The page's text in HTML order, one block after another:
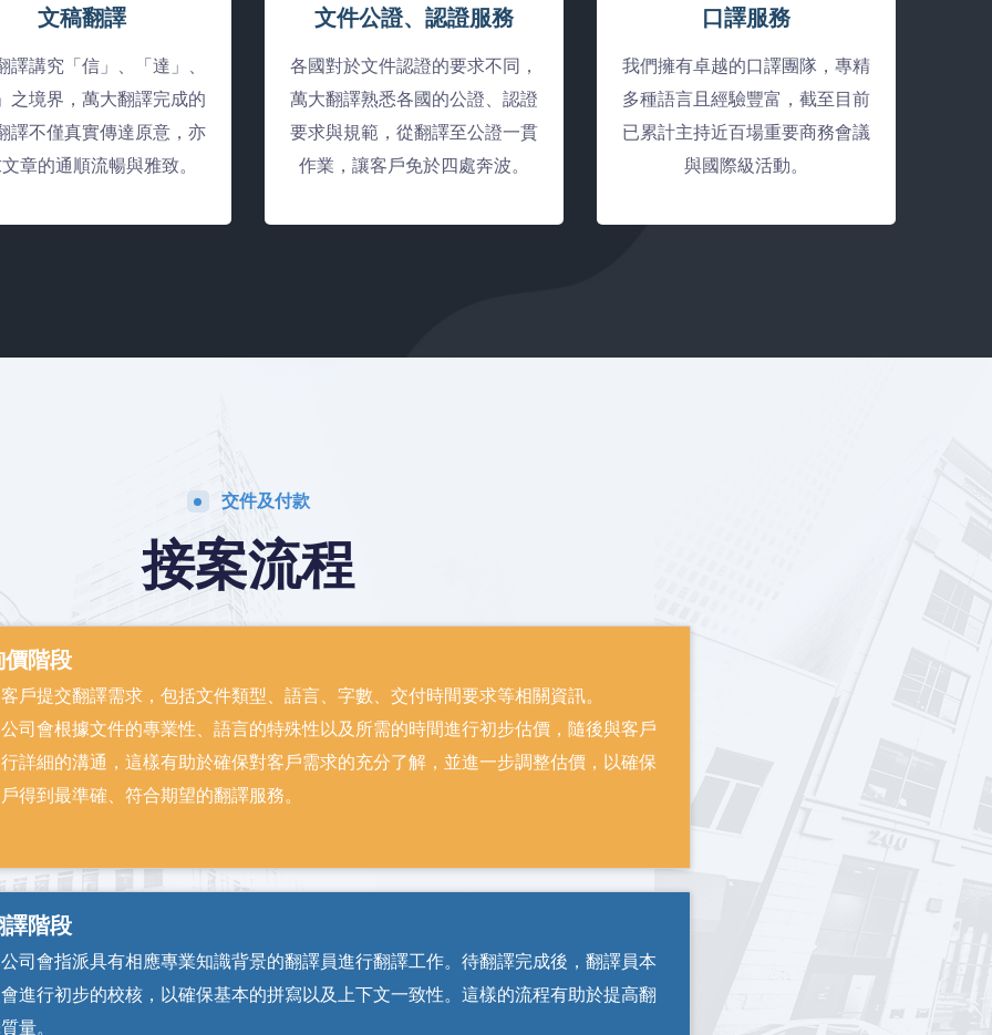
文稿翻譯
譯講究「信」、「達」、
之境界，萬大翻譯完成的
譯不僅真實傳達原意，亦
章的通順流暢與雅致。
文件公證、認證服務
各國對於文件認證的要求不同，
萬大翻譯熟悉各國的公證、認證
要求與規範，從翻譯至公證一貫
作業，讓客戶免於四處奔波。
口譯服務
我們擁有卓越的口譯團隊，專精
多種語言且經驗豐富，截至目前
已累計主持近百場重要商務會議
與國際級活動。
交件及付款
接案流程
階段
戶提交翻譯需求，包括文件類型、語言、字數、交付時間要求等相關資訊。
司會根據文件的專業性、語言的特殊性以及所需的時間進行初步估價，隨後與客戶
詳細的溝通，這樣有助於確保對客戶需求的充分了解，並進一步調整估價，以確保
得到最準確、符合期望的翻譯服務。
階段
司會指派具有相應專業知識背景的翻譯員進行翻譯工作。待翻譯完成後，翻譯員本
進行初步的校核，以確保基本的拼寫以及上下文一致性。這樣的流程有助於提高翻
量。